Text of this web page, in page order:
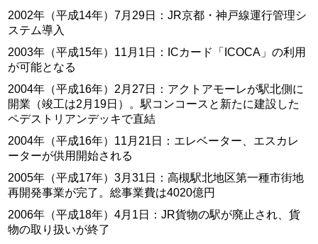
2002年（平成14年）7月29日：JR京都・神戸線運行管理シ
ステム導入
2003年（平成15年）11月1日：ICカード「ICOCA」の利用
が可能となる
2004年（平成16年）2月27日：アクトアモーレが駅北側に
開業（竣工は2月19日）。駅コンコースと新たに建設した
ペデストリアンデッキで直結
2004年（平成16年）11月21日：エレベーター、エスカレ
ーターが供用開始される
2005年（平成17年）3月31日：高槻駅北地区第一種市街地
再開発事業が完了。総事業費は4020億円
2006年（平成18年）4月1日：JR貨物の駅が廃止され、貨
物の取り扱いが終了